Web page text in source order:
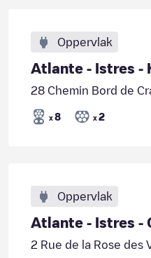
Oppervlak
Atlante - Istres -
28 Chemin Bord de
x 8 x 2
Oppervlak
Atlante - Istres -
2 Rue de la Rose des